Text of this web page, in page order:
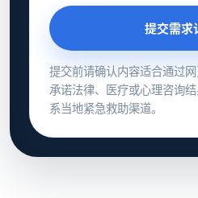
提交需求
提交前请确认内容适合通过
承诺法律、医疗或心理咨询
系当地紧急救助渠道。